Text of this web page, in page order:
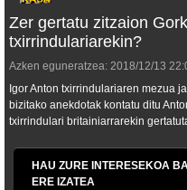
Zer gertatu zitzaion
txirrindulariarekin?
Azken eguneratzea: 2018/12/13
Igor Anton txirrindulariaren mezua
bizitako anekdotak kontatu ditu
txirrindulari britainiarrarekin
HAU ZURE INTERESEKOA
ERE IZATEA